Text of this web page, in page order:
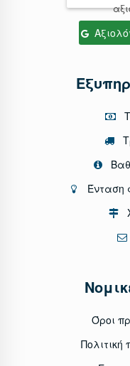
Ένταση
Όροι